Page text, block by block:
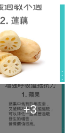
+3